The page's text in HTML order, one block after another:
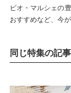
ビオ・マルシェの
おすすめなど、今
同じ特集の記事